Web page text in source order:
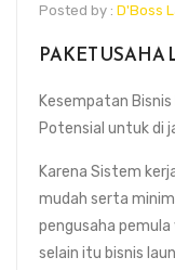
Posted by : D'Boss
PAKET USAHA
Kesempatan
Potensial untuk di
Karena Sistem
mudah serta
pengusaha pemula
selain itu bisnis